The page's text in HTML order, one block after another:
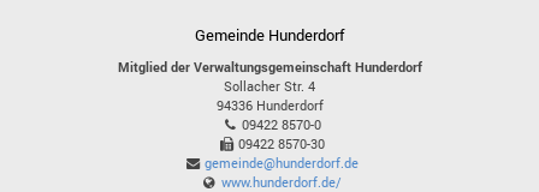
Gemeinde Hunderdorf
Mitglied der Verwaltungsgemeinschaft Hunderdorf
Sollacher Str. 4
94336 Hunderdorf
09422 8570-0
09422 8570-30
gemeinde@hunderdorf.de
www.hunderdorf.de/